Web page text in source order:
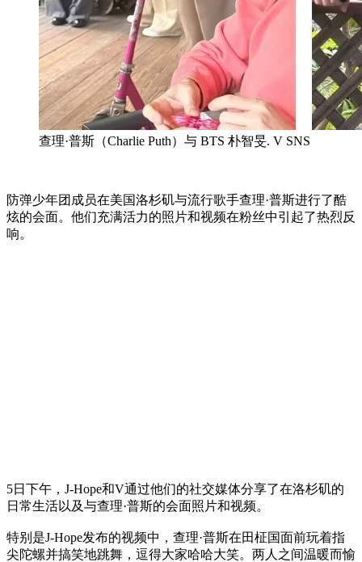
查理·普斯（Charlie Puth）与 BTS 朴智旻. V SNS
防弹少年团成员在美国洛杉矶与流行歌手查理·普斯进行了酷
炫的会面。他们充满活力的照片和视频在粉丝中引起了热烈反
响。
5日下午，J-Hope和V通过他们的社交媒体分享了在洛杉矶的
日常生活以及与查理·普斯的会面照片和视频。
特别是J-Hope发布的视频中，查理·普斯在田柾国面前玩着指
尖陀螺并搞笑地跳舞，逗得大家哈哈大笑。两人之间温暖而愉